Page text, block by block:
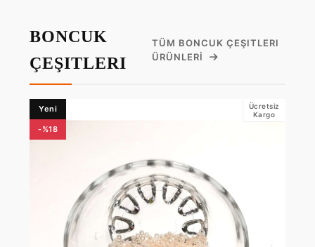
BONCUK
ÇEŞITLERI
TÜM BONCUK ÇEŞITLERI
ÜRÜNLERI
Yeni
-%18
Ücretsiz
Kargo